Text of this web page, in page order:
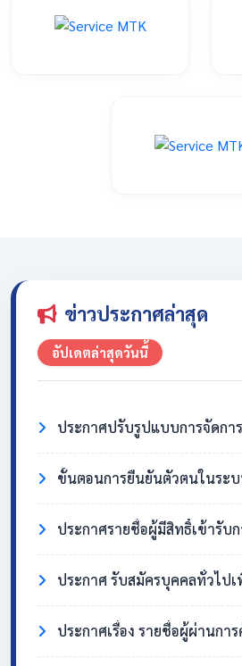
ข่าวประกาศล่าสุด
อัปเดตล่าสุดวันนี้
ประกาศปรับรูปแบบการจัดการเรียนการสอน ใ
ขั้นตอนการยืนยันตัวตนในระบบ NDLP เพื่อเ
ประกาศรายชื่อผู้มีสิทธิ์เข้ารับการคัดเลือกตำแหน่งครูอั
ประกาศ รับสมัครบุคคลทั่วไปเพื่อคัดเลือกเป็นลูกจ้างชั่วคราว ตำแ
ประกาศเรื่อง รายชื่อผู้ผ่านการคัดเลือกบุคคลทั่วไปเพื่อจ้างเป็นลูกจ้างชั่